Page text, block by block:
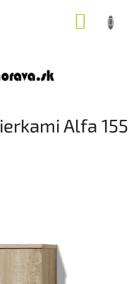
Alfa 155